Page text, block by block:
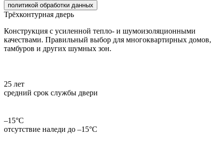
политикой обработки данных
Трёхконтурная дверь
Конструкция с усиленной тепло- и шумоизоляционными
качествами. Правильный выбор для многоквартирных домов,
тамбуров и других шумных зон.
25 лет
средний срок службы двери
–15°С
отсутствие наледи до –15°С